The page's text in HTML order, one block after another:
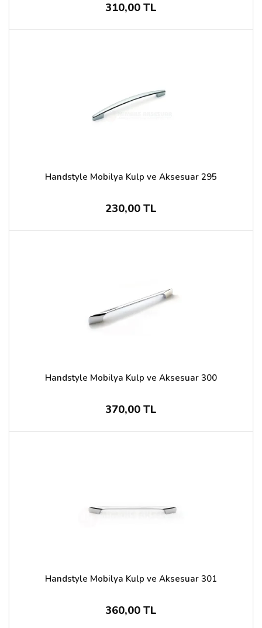
310,00 TL
Handstyle Mobilya Kulp ve Aksesuar 295
230,00 TL
Handstyle Mobilya Kulp ve Aksesuar 300
370,00 TL
Handstyle Mobilya Kulp ve Aksesuar 301
360,00 TL